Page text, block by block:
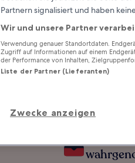
Partnern signalisiert und haben
Wir und unsere Partner
Verwendung genauer Standortdaten.
Zugriff auf Informationen auf einem
der Performance von Inhalten,
Liste der Partner (Lieferanten)
Zwecke anzeigen